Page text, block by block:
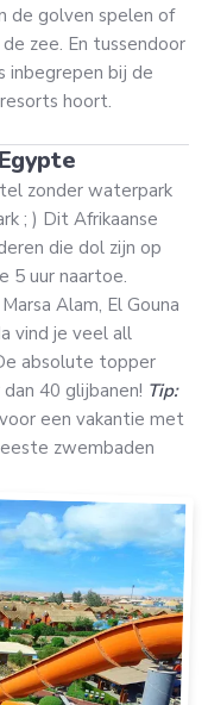
de golven spelen of
zee. En tussendoor
inbegrepen bij de
hoort.
zonder waterpark
; ) Dit Afrikaanse
die dol zijn op
5 uur naartoe.
Alam, El Gouna
vind je veel all
absolute topper
40 glijbanen! Tip:
een vakantie met
zwembaden